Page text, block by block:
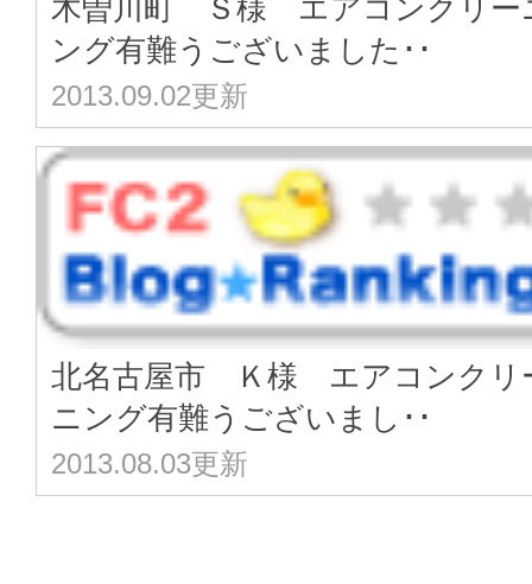
木曽川町 Ｓ様 エアコンクリー
ング有難うございました･･
2013.09.02更新
北名古屋市 Ｋ様 エアコンクリ
ニング有難うございまし･･
2013.08.03更新